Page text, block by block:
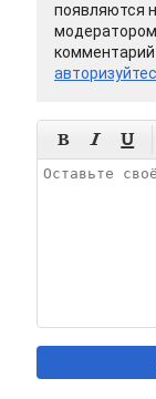
появляются
комментарий
  